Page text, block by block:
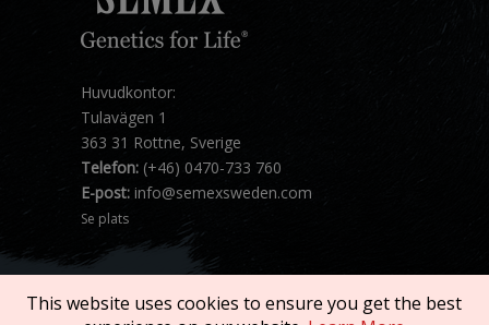
Huvudkontor:
Tulavägen 1
363 31 Rottne, Sverige
Telefon: (+46) 0470-733 760
E-post: info@semexsweden.com
Se plats
This website uses cookies to ensure you get the best